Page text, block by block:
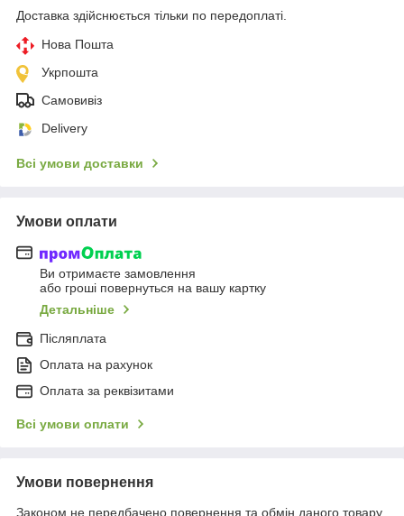
Доставка здійснюється тільки по передоплаті.
Нова Пошта
Укрпошта
Самовивіз
Delivery
Всі умови доставки
Умови оплати
Ви отримаєте замовлення
або гроші повернуться на вашу картку
Детальніше
Післяплата
Оплата на рахунок
Оплата за реквізитами
Всі умови оплати
Умови повернення
Законом не передбачено повернення та обмін даного товару